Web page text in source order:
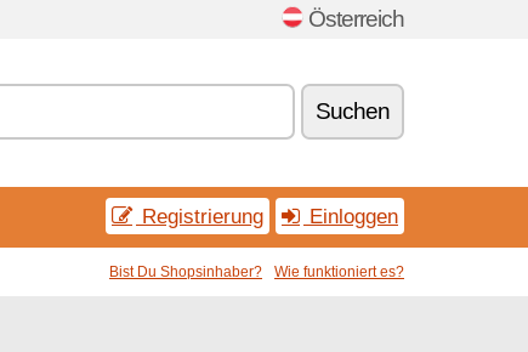
Österreich
Suchen
Registrierung Einloggen
Bist Du Shopsinhaber? Wie funktioniert es?